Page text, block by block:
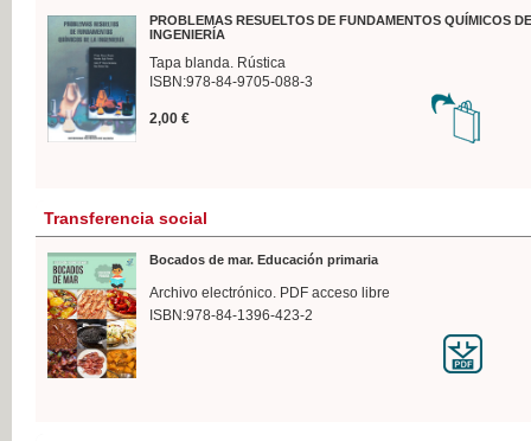
PROBLEMAS RESUELTOS DE FUNDAMENTOS QUÍMICOS
INGENIERÍA
Tapa blanda. Rústica
ISBN:978-84-9705-088-3
2,00 €
Transferencia social
Bocados de mar. Educación primaria
Archivo electrónico. PDF acceso libre
ISBN:978-84-1396-423-2